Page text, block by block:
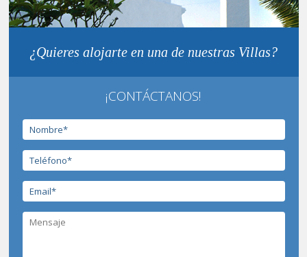
¿Quieres alojarte en una de nuestras Villas?
¡CONTÁCTANOS!